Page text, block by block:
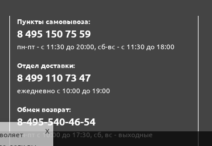
Пункты самовывоза:
8‍ 4‍9‍5‍ 1‍5‍0‍ 7‍5‍ 5‍9‍
пн-пт - с 11:30 до 20:00, сб-вс - с 11:30 до 18:00
Отдел доставки:
8‍ 4‍9‍9‍ 1‍1‍0‍ 7‍3‍ 4‍7‍
ежедневно с 10:00 до 19:00
Обмен возврат:
8‍-4‍9‍5‍-5‍4‍0‍-4‍6‍-5‍4‍
пн-пт с 10:00 до 17:30, сб, вс - выходные